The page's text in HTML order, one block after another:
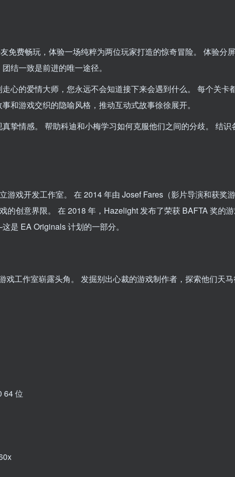
费畅玩，体验一场纯粹为两位玩家打造的惊奇冒险。 体验分屏
结一致是前进的唯一途径。
心的爱情大师，您永远不会知道接下来会遇到什么。 每个关卡
和游戏交织的隐喻风格，推动互动式故事徐徐展开。
挚情感。 帮助科迪和小梅学习如何克服他们之间的分歧。 结识
戏开发工作室。 在 2014 年由 Josef Fares（影片导演和获奖
的创意界限。 在 2018 年，Hazelight 发布了荣获 BAFTA 奖的
EA Originals 计划的一部分。
工作室崭露头角。 发掘别出心裁的游戏制作者，探索他们天
64 位